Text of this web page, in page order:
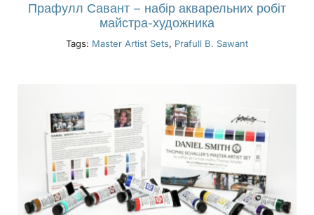
Прафулл Савант – набір акварельних робіт
майстра-художника
Tags: Master Artist Sets, Prafull B. Sawant